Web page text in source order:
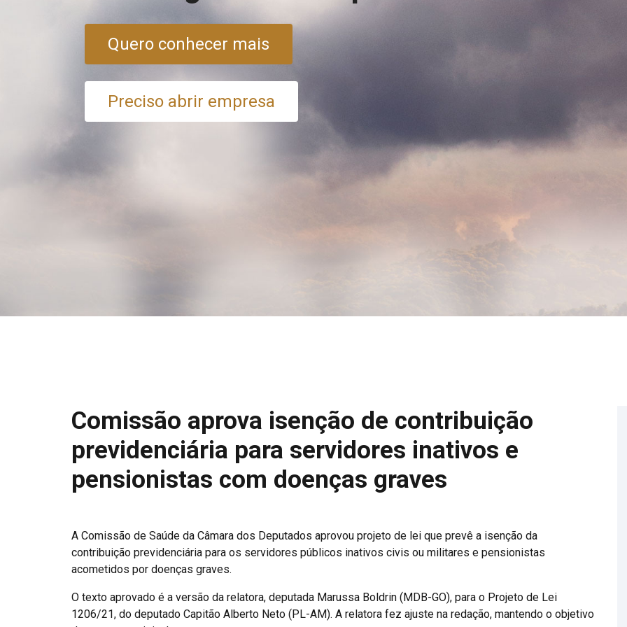
Quero conhecer mais
Preciso abrir empresa
Comissão aprova isenção de contribuição
previdenciária para servidores inativos e
pensionistas com doenças graves
A Comissão de Saúde da Câmara dos Deputados aprovou projeto de lei que prevê a isenção da
contribuição previdenciária para os servidores públicos inativos civis ou militares e pensionistas
acometidos por doenças graves.
O texto aprovado é a versão da relatora, deputada Marussa Boldrin (MDB-GO), para o Projeto de Lei
1206/21, do deputado Capitão Alberto Neto (PL-AM). A relatora fez ajuste na redação, mantendo o objetivo